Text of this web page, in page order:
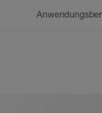
Beratung finden